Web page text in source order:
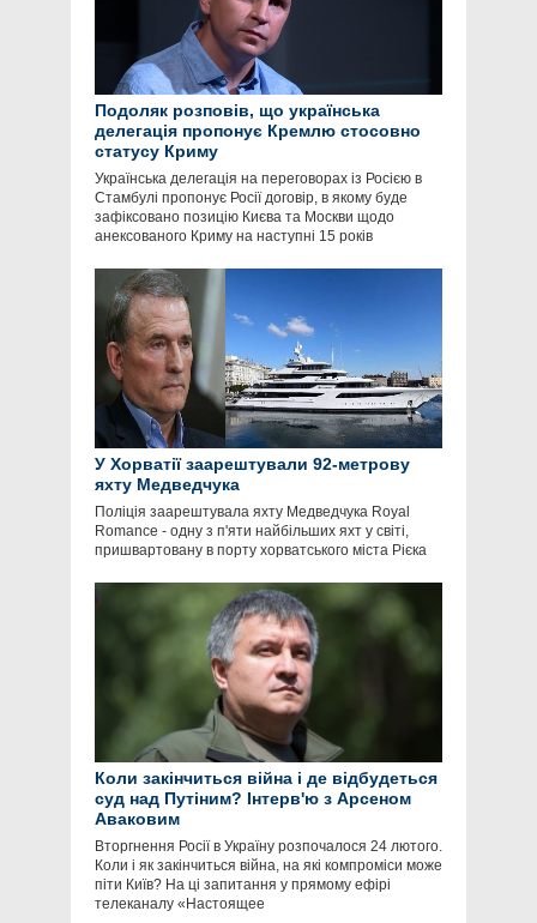
Подоляк розповів, що українська
делегація пропонує Кремлю стосовно
статусу Криму
Українська делегація на переговорах із Росією в
Стамбулі пропонує Росії договір, в якому буде
зафіксовано позицію Києва та Москви щодо
анексованого Криму на наступні 15 років
У Хорватії заарештували 92-метрову
яхту Медведчука
Поліція заарештувала яхту Медведчука Royal
Romance - одну з п'яти найбільших яхт у світі,
пришвартовану в порту хорватського міста Рієка
Коли закінчиться війна і де відбудеться
суд над Путіним? Інтерв'ю з Арсеном
Аваковим
Вторгнення Росії в Україну розпочалося 24 лютого.
Коли і як закінчиться війна, на які компроміси може
піти Київ? На ці запитання у прямому ефірі
телеканалу «Настоящее